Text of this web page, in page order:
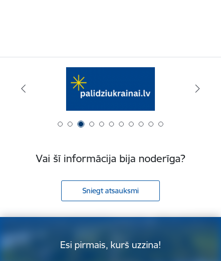
Vai šī informācija bija noderīga?
Sniegt atsauksmi
Esi pirmais, kurš uzzina!